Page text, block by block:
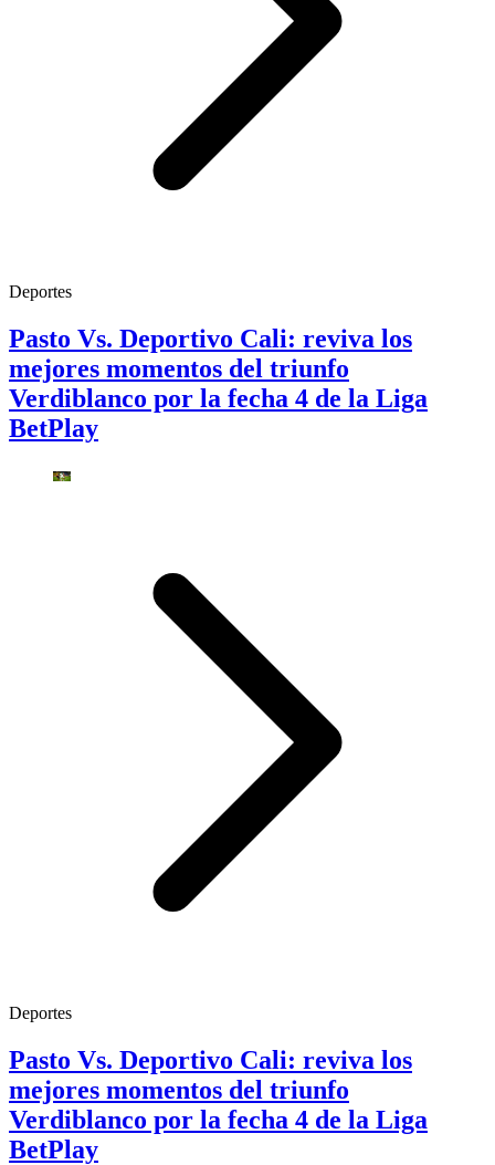
Deportes
Pasto Vs. Deportivo Cali: reviva los
mejores momentos del triunfo
Verdiblanco por la fecha 4 de la Liga
BetPlay
Deportes
Pasto Vs. Deportivo Cali: reviva los
mejores momentos del triunfo
Verdiblanco por la fecha 4 de la Liga
BetPlay